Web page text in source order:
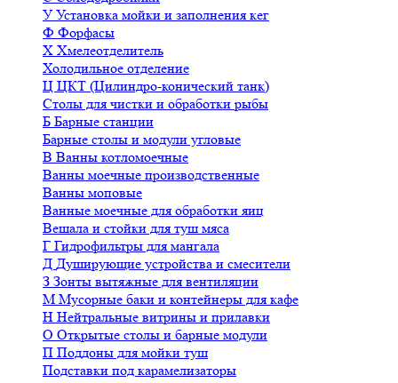
У Установка мойки и заполнения кег
Ф Форфасы
Х Хмелеотделитель
Холодильное отделение
Ц ЦКТ (Цилиндро-конический танк)
Столы для чистки и обработки рыбы
Б Барные станции
Барные столы и модули угловые
В Ванны котломоечные
Ванны моечные производственные
Ванны моповые
Ванные моечные для обработки яиц
Вешала и стойки для туш мяса
Г Гидрофильтры для мангала
Д Душирующие устройства и смесители
З Зонты вытяжные для вентиляции
М Мусорные баки и контейнеры для кафе
Н Нейтральные витрины и прилавки
О Открытые столы и барные модули
П Поддоны для мойки туш
Подставки под карамелизаторы